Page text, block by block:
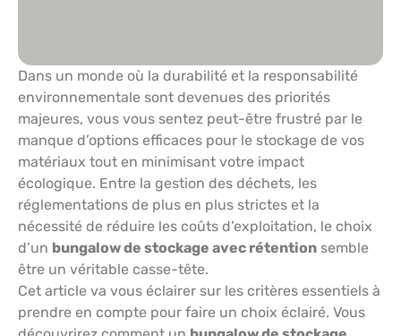
Dans un monde où la durabilité et la responsabilité
environnementale sont devenues des priorités
majeures, vous vous sentez peut-être frustré par le
manque d’options efficaces pour le stockage de vos
matériaux tout en minimisant votre impact
écologique. Entre la gestion des déchets, les
réglementations de plus en plus strictes et la
nécessité de réduire les coûts d’exploitation, le choix
d’un bungalow de stockage avec rétention semble
être un véritable casse-tête.
Cet article va vous éclairer sur les critères essentiels à
prendre en compte pour faire un choix éclairé. Vous